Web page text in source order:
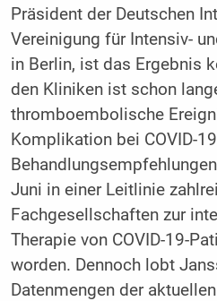
Präsident der Deutschen
Vereinigung für Intensiv-
in Berlin, ist das Ergebnis
den Kliniken ist schon
thromboembolische
Komplikation bei COVID-
Juni in einer Leitlinie
Fachgesellschaften zur
Therapie von COVID-19-
worden. Dennoch lobt
Datenmengen der